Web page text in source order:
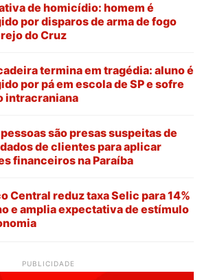
de homicídio: homem é
por disparos de arma de fogo
do Cruz
termina em tragédia: aluno é
por pá em escola de SP e sofre
intracraniana
são presas suspeitas de
de clientes para aplicar
financeiros na Paraíba
Central reduz taxa Selic para 14%
e amplia expectativa de estímulo
PUBLICIDADE